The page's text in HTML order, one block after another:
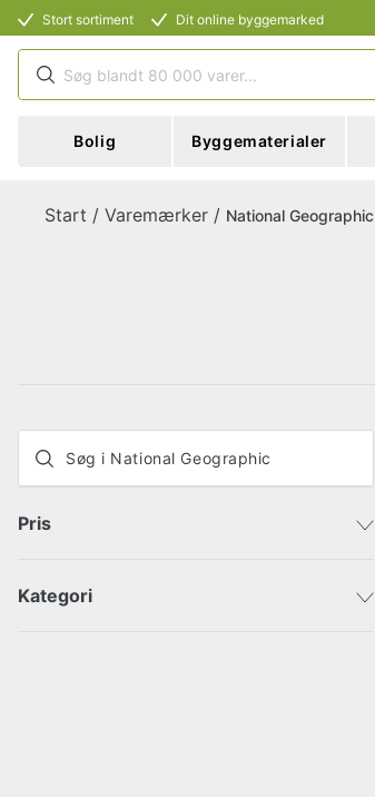
Stort sortiment Dit online byggemarked
Bolig Byggematerialer
Start / Varemærker / National Geographic
Pris
Kategori